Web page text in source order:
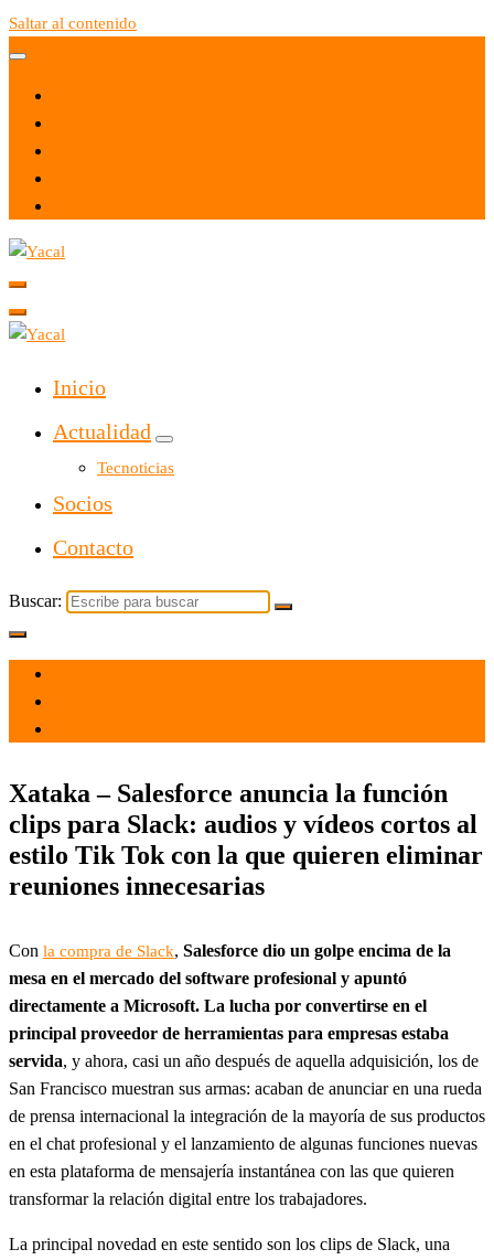
Saltar al contenido
Yacal micro hosting
Inicio
Actualidad
Tecnoticias
Socios
Contacto
Buscar:
Xataka – Salesforce anuncia la función
clips para Slack: audios y vídeos cortos al
estilo Tik Tok con la que quieren eliminar
reuniones innecesarias
Con la compra de Slack, Salesforce dio un golpe encima de la
mesa en el mercado del software profesional y apuntó
directamente a Microsoft. La lucha por convertirse en el
principal proveedor de herramientas para empresas estaba
servida, y ahora, casi un año después de aquella adquisición, los de
San Francisco muestran sus armas: acaban de anunciar en una rueda
de prensa internacional la integración de la mayoría de sus productos
en el chat profesional y el lanzamiento de algunas funciones nuevas
en esta plataforma de mensajería instantánea con las que quieren
transformar la relación digital entre los trabajadores.
La principal novedad en este sentido son los clips de Slack, una